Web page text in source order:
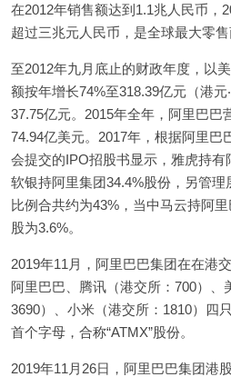
在2012年销售额达到1.1兆人民币，
超过三兆元人民币，是全球最大零售
至2012年九月底止的财政年度，以
额按年增长74%至318.39亿元（港
37.75亿元。2015年全年，阿里巴巴
74.94亿美元。2017年，根据阿里巴
会提交的IPO招股书显示，雅虎持有
软银持阿里集团34.4%股份，另管
比例合共约为43%，当中马云持阿
股为3.6%。
2019年11月，阿里巴巴集团在在港
阿里巴巴、腾讯（港交所：700）、
3690）、小米（港交所：1810）四
首个字母，合称“ATMX”股份。
2019年11月26日，阿里巴巴集团港